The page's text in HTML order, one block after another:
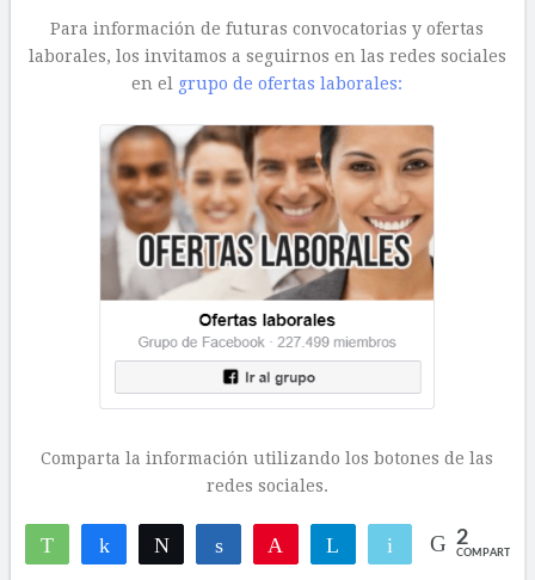
Para información de futuras convocatorias y ofertas
laborales, los invitamos a seguirnos en las redes sociales
en el grupo de ofertas laborales:
Comparta la información utilizando los botones de las
redes sociales.
WhatsAppCompartirTwittear Compartir Telegram Email 2
COMPARTIR